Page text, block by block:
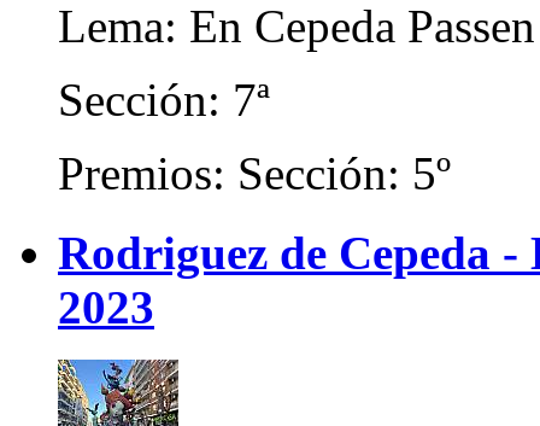
Lema: En Cepeda
Sección: 7ª
Premios: Sección: 5º
Rodriguez de Cepeda
2023